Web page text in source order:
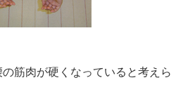
筋肉が硬くなっていると考えら